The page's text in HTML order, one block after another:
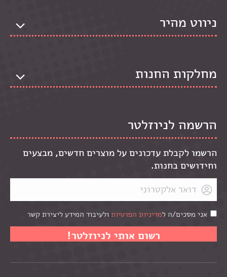
ניווט מהיר
מחלקות החנות
הרשמה לניוזלטר
הרשמו לקבלת עדכונים על מוצרים חדשים, מבצעים
וחידושים בחנות.
אני מסכים/ה למדיניות הפרטיות ולעיבוד המידע ליצירת קשר